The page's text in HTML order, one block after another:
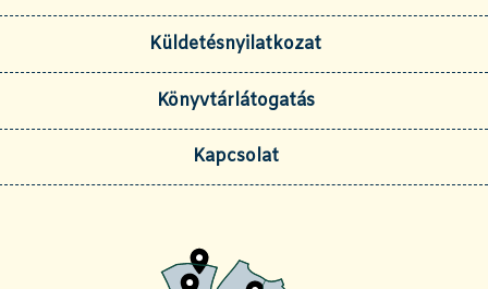
Küldetésnyilatkozat
Könyvtárlátogatás
Kapcsolat